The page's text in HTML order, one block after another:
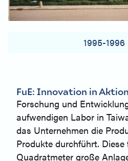
1995-1996
FuE: Innovation in Aktion
Forschung und
aufwendigen Labor in
das Unternehmen die
Produkte durchführt. Diese
Quadratmeter große